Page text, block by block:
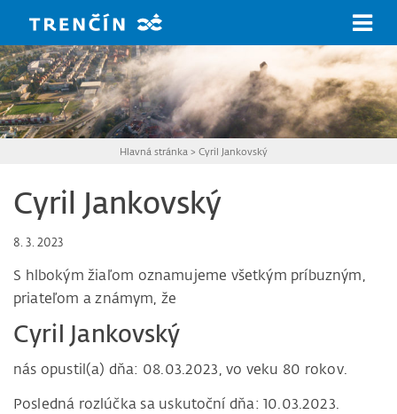
Hlavná stránka > Cyril Jankovský
Cyril Jankovský
8. 3. 2023
S hlbokým žiaľom oznamujeme všetkým príbuzným,
priateľom a známym, že
Cyril Jankovský
nás opustil(a) dňa: 08.03.2023, vo veku 80 rokov.
Posledná rozlúčka sa uskutoční dňa: 10.03.2023.